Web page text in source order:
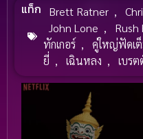
แท็ก Brett Ratner ,
John Lone , Rush
ทักเกอร์ , คู่ใหญ่ฟัดเ
ยี่ , เฉินหลง , เบร